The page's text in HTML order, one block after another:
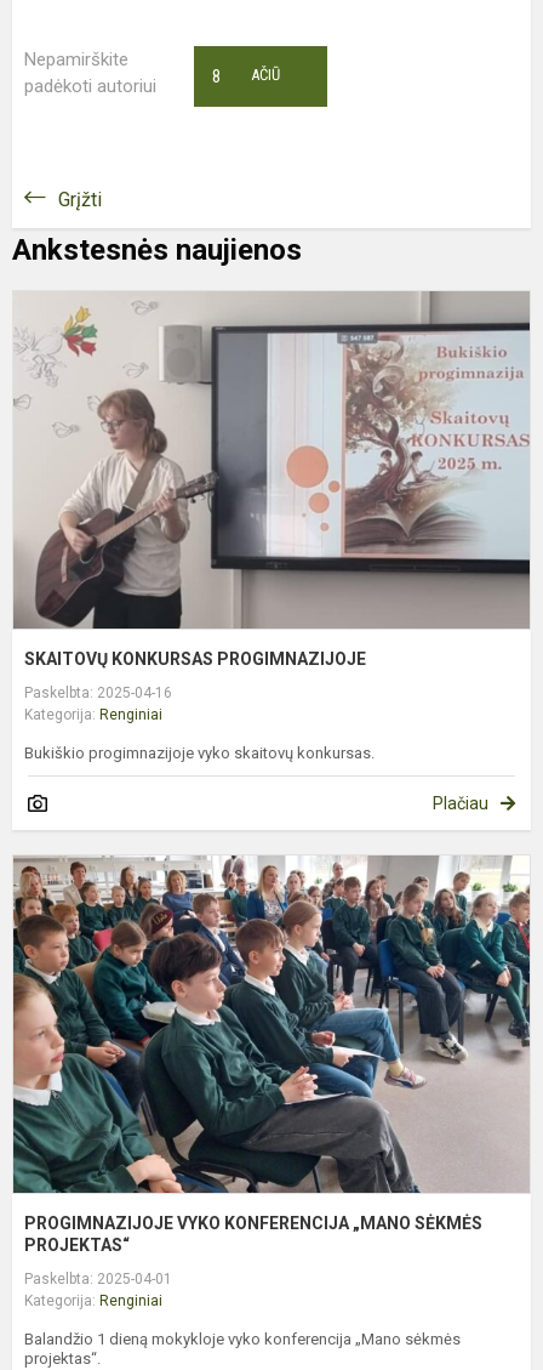
Nepamirškite
padėkoti autoriui
AČIŪ
8
Grįžti
Ankstesnės naujienos
SKAITOVŲ KONKURSAS PROGIMNAZIJOJE
Paskelbta: 2025-04-16
Kategorija: Renginiai
Bukiškio progimnazijoje vyko skaitovų konkursas.
Plačiau
PROGIMNAZIJOJE VYKO KONFERENCIJA „MANO SĖKMĖS
PROJEKTAS“
Paskelbta: 2025-04-01
Kategorija: Renginiai
Balandžio 1 dieną mokykloje vyko konferencija „Mano sėkmės
projektas“.